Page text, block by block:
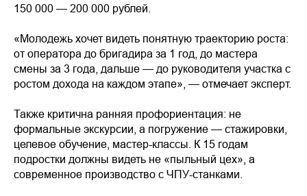
150 000 — 200 000 рублей.
«Молодежь хочет видеть понятную траекторию роста:
от оператора до бригадира за 1 год, до мастера
смены за 3 года, дальше — до руководителя участка с
ростом дохода на каждом этапе», — отмечает эксперт.
Также критична ранняя профориентация: не
формальные экскурсии, а погружение — стажировки,
целевое обучение, мастер-классы. К 15 годам
подростки должны видеть не «пыльный цех», а
современное производство с ЧПУ-станками.